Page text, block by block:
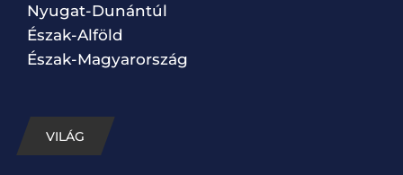
Nyugat-Dunántúl
Észak-Alföld
Észak-Magyarország
VILÁG